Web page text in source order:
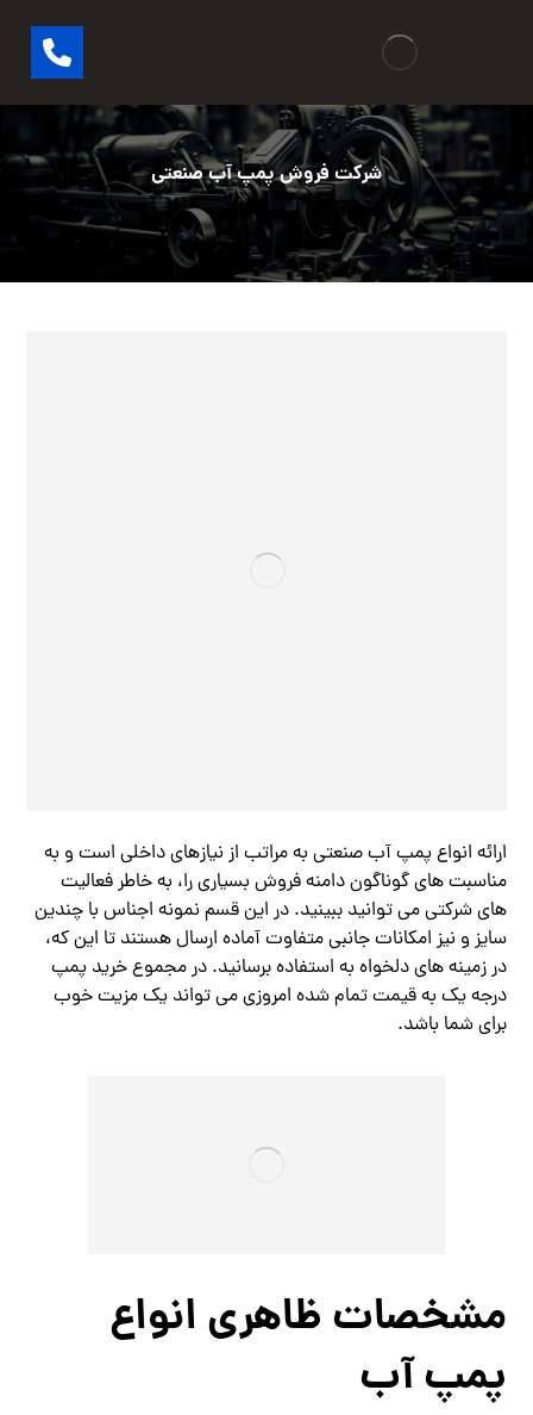
شرکت فروش پمپ آب صنعتی
ارائه انواع پمپ آب صنعتی به مراتب از نیازهای داخلی است و به
مناسبت های گوناگون دامنه فروش بسیاری را، به خاطر فعالیت
های شرکتی می توانید ببینید. در این قسم نمونه اجناس با چندین
سایز و نیز امکانات جانبی متفاوت آماده ارسال هستند تا این که،
در زمینه های دلخواه به استفاده برسانید. در مجموع خرید پمپ
درجه یک به قیمت تمام شده امروزی می تواند یک مزیت خوب
برای شما باشد.
مشخصات ظاهری انواع
پمپ آب